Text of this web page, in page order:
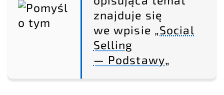
znajduje się
we wpisie „Social
Selling
— Podstawy„